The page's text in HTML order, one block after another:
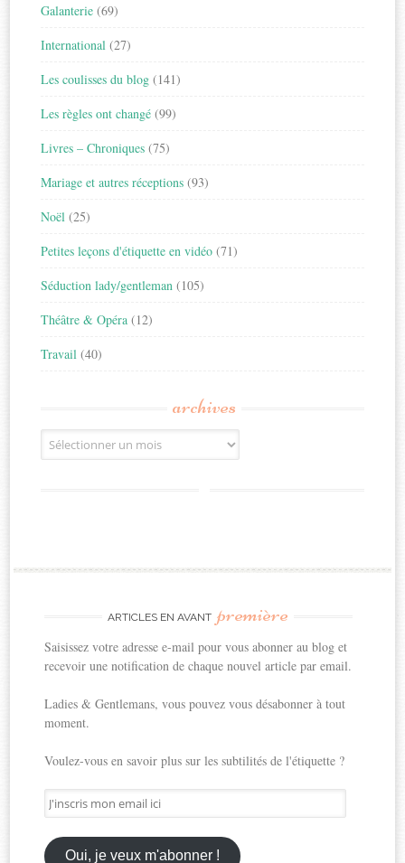
Galanterie (69)
International (27)
Les coulisses du blog (141)
Les règles ont changé (99)
Livres – Chroniques (75)
Mariage et autres réceptions (93)
Noël (25)
Petites leçons d'étiquette en vidéo (71)
Séduction lady/gentleman (105)
Théâtre & Opéra (12)
Travail (40)
archives
Archives
ARTICLES EN AVANT première
Saisissez votre adresse e-mail pour vous abonner au blog et
recevoir une notification de chaque nouvel article par email.
Ladies & Gentlemans, vous pouvez vous désabonner à tout
moment.
Voulez-vous en savoir plus sur les subtilités de l'étiquette ?
J'inscris
mon
email
ici
Oui, je veux m'abonner !